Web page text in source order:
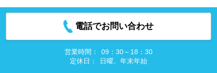
電話でお問い合わせ
営業時間：
09：30～18：30
定休日：
日曜、年末年始